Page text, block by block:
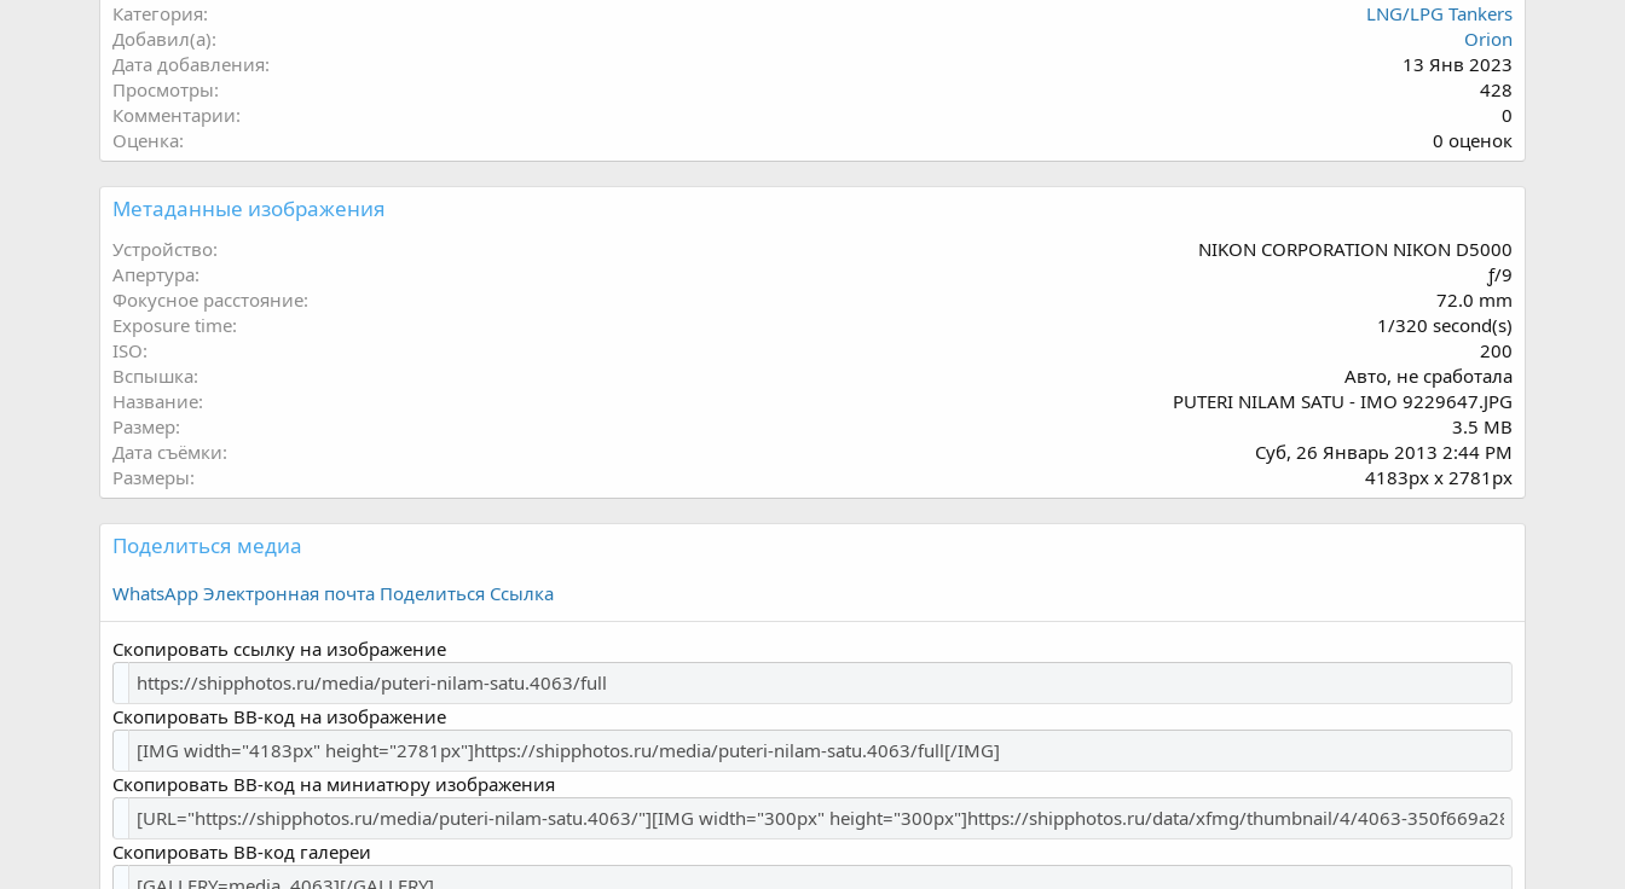
Категория
LNG/LPG Tankers
Добавил(а)
Orion
Дата добавления
13 Янв 2023
Просмотры
428
Комментарии
0
Оценка
0
.
0
з
ё
з
0 оценок
Метаданные изображения
Устройство
NIKON CORPORATION NIKON D5000
Апертура
ƒ/9
Фокусное расстояние
72.0 mm
Exposure time
1/320 second(s)
ISO
200
Вспышка
Авто, не сработала
Название
PUTERI NILAM SATU - IMO 9229647.JPG
Размер
3.5 MB
Дата съёмки
Суб, 26 Январь 2013 2:44 PM
Размеры
4183px x 2781px
Поделиться медиа
WhatsApp Электронная почта Поделиться Ссылка
Скопировать ссылку на изображение
Скопировать BB-код на изображение
Скопировать BB-код на миниатюру изображения
Скопировать BB-код галереи